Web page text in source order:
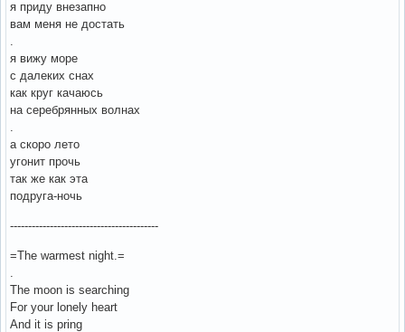
я приду внезапно
вам меня не достать
я вижу море
с далеких снах
как круг качаюсь
на серебрянных волнах
а скоро лето
угонит прочь
так же как эта
подруга-ночь
-----------------------------------------
=The warmest night.=
The moon is searching
For your lonely heart
And it is pring